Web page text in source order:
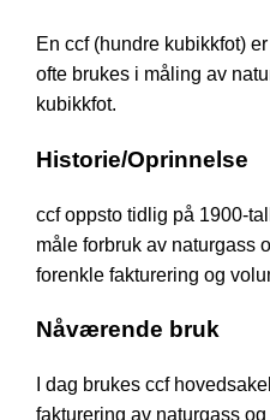
En ccf (hundre kubikkfot)
ofte brukes i måling av
kubikkfot.
Historie/Oprinnelse
ccf oppsto tidlig på 1900-
måle forbruk av naturgass
forenkle fakturering og
Nåværende bruk
I dag brukes ccf
fakturering av naturgass